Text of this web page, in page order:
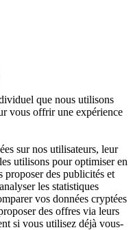
que nous utilisons
vous offrir une expérience
sur nos utilisateurs, leur
utilisons pour optimiser en
proposer des publicités et
les statistiques
vos données cryptées
des offres via leurs
si vous utilisez déjà vous-